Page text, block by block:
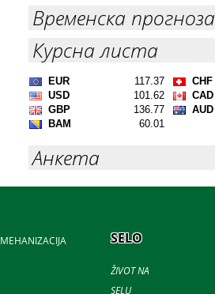
Временска прогноза
Курсна листа
Анкета
MEHANIZACIJA SELO
ŽIVOT NA
SELU